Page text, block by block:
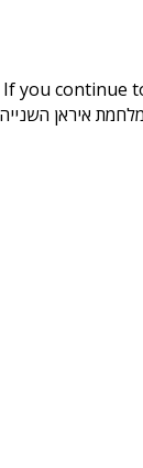
you
איראן השנייה